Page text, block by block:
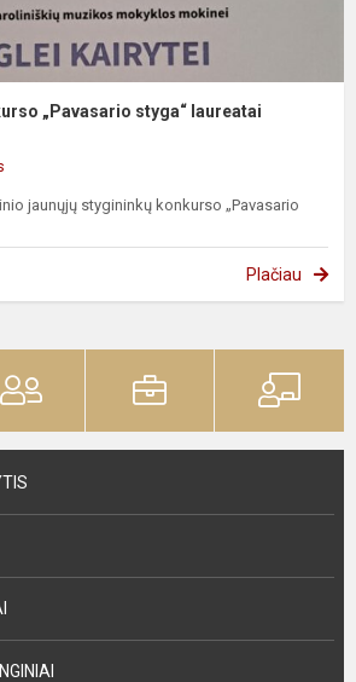
„Pavasario styga“ laureatai
jaunųjų stygininkų konkurso „Pavasario
Plačiau